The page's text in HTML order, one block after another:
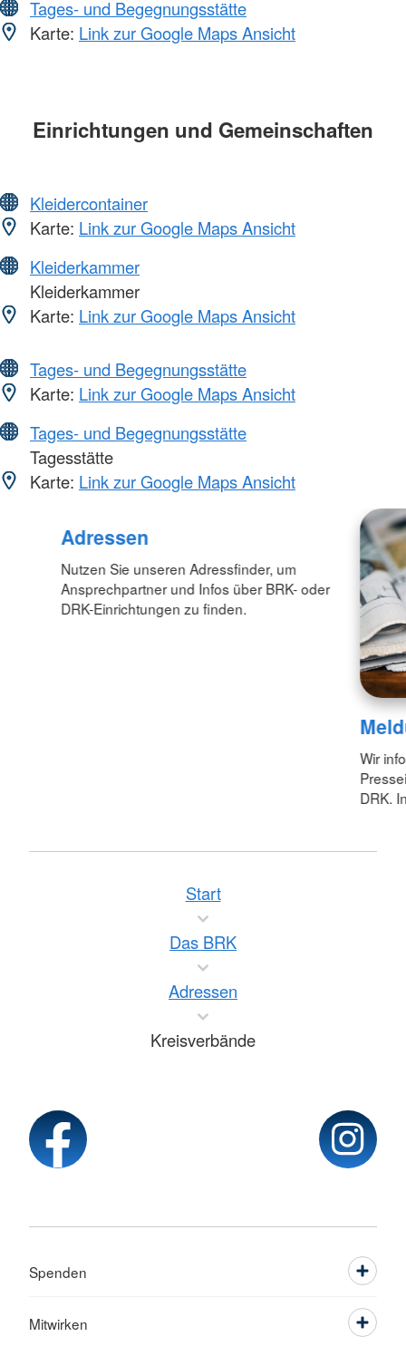
Tages- und Begegnungsstätte
Karte: Link zur Google Maps Ansicht
Einrichtungen und Gemeinschaften
Kleidercontainer
Karte: Link zur Google Maps Ansicht
Kleiderkammer
Kleiderkammer
Karte: Link zur Google Maps Ansicht
Tages- und Begegnungsstätte
Karte: Link zur Google Maps Ansicht
Tages- und Begegnungsstätte
Tagesstätte
Karte: Link zur Google Maps Ansicht
Adressen
Nutzen Sie unseren Adressfinder, um
Ansprechpartner und Infos über BRK- oder
DRK-Einrichtungen zu finden.
Wir
DRK.
Start
Das BRK
Adressen
Kreisverbände
Spenden
Mitwirken